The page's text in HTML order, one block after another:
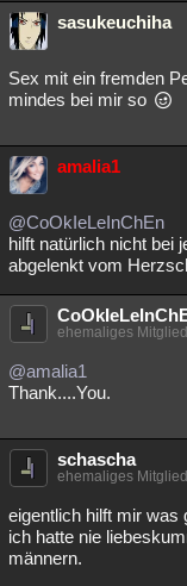
sasukeuchiha
Sex mit ein fremden
mindes bei mir so
amalia1
@CoOkIeLeInChEn
hilft natürlich nicht bei
abgelenkt vom
ehemaliges Mitglied
@amalia1
Thank....You.
schascha
ehemaliges Mitglied
eigentlich hilft mir was
ich hatte nie
männern.